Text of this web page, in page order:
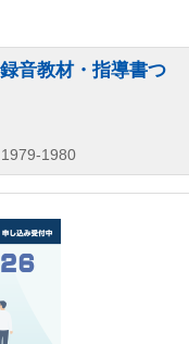
音教材・指導書つ
1979-1980